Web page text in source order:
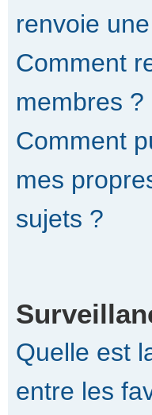
renvoie
Comment
membres ?
Comment
mes
sujets ?
Quelle est
entre les